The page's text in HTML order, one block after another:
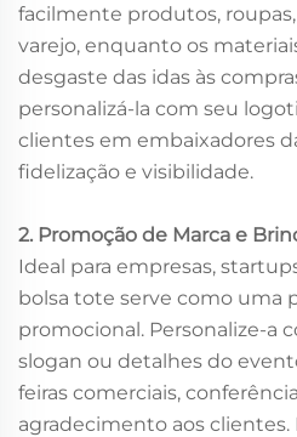
facilmente produtos,
varejo, enquanto os
desgaste das idas às
personalizá-la com seu
clientes em embaixadores
fidelização e visibilidade.
2. Promoção de Marca e
Ideal para empresas,
bolsa tote serve como uma
promocional. Personalize-a
slogan ou detalhes do
feiras comerciais,
agradecimento aos